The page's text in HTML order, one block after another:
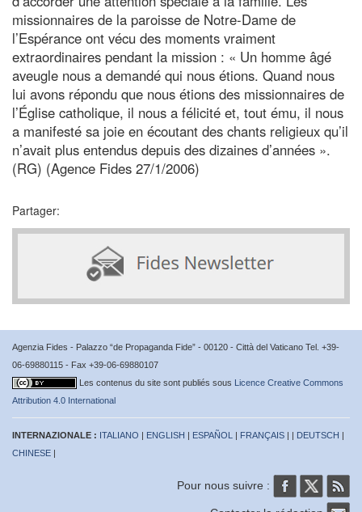
missionnaires de la paroisse de Notre-Dame de
l’Espérance ont vécu des moments vraiment
extraordinaires pendant la mission : « Un homme âgé
aveugle nous a demandé qui nous étions. Quand nous
lui avons répondu que nous étions des missionnaires de
l’Église catholique, il nous a félicité et, tout ému, il nous
a manifesté sa joie en écoutant des chants religieux qu’il
n’avait plus entendus depuis des dizaines d’années ».
(RG) (Agence Fides 27/1/2006)
Partager:
Agenzia Fides - Palazzo “de Propaganda Fide” - 00120 - Città del Vaticano Tel. +39-
06-69880115 - Fax +39-06-69880107
Les contenus du site sont publiés sous Licence Creative Commons
Attribution 4.0 International
INTERNAZIONALE : ITALIANO | ENGLISH | ESPAÑOL | FRANÇAIS | | DEUTSCH |
CHINESE |
Pour nous suivre :